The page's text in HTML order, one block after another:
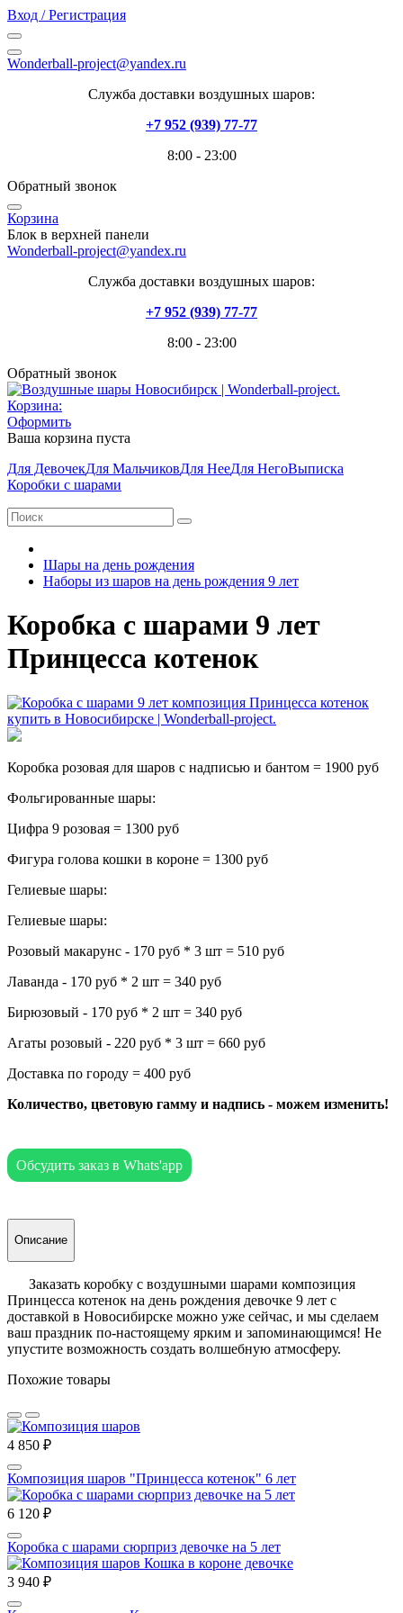
Вход / Регистрация
Wonderball-project@yandex.ru
Служба доставки воздушных шаров:
+7 952 (939) 77-77
8:00 - 23:00
Обратный звонок
Корзина
Блок в верхней панели
Wonderball-project@yandex.ru
Служба доставки воздушных шаров:
+7 952 (939) 77-77
8:00 - 23:00
Обратный звонок
Корзина:
Оформить
Ваша корзина пуста
Для ДевочекДля МальчиковДля НееДля НегоВыписка
Коробки с шарами
Шары на день рождения
Наборы из шаров на день рождения 9 лет
Коробка с шарами 9 лет
Принцесса котенок
Коробка розовая для шаров с надписью и бантом = 1900 руб
Фольгированные шары:
Цифра 9 розовая = 1300 руб
Фигура голова кошки в короне = 1300 руб
Гелиевые шары:
Гелиевые шары:
Розовый макарунс - 170 руб * 3 шт = 510 руб
Лаванда - 170 руб * 2 шт = 340 руб
Бирюзовый - 170 руб * 2 шт = 340 руб
Агаты розовый - 220 руб * 3 шт = 660 руб
Доставка по городу = 400 руб
Количество, цветовую гамму и надпись - можем изменить!
Обсудить заказ в Whats'app
Описание
Заказать коробку с воздушными шарами композиция
Принцесса котенок на день рождения девочке 9 лет с
доставкой в Новосибирске можно уже сейчас, и мы сделаем
ваш праздник по-настоящему ярким и запоминающимся! Не
упустите возможность создать волшебную атмосферу.
Похожие товары
4 850 ₽
Композиция шаров "Принцесса котенок" 6 лет
6 120 ₽
Коробка с шарами сюрприз девочке на 5 лет
3 940 ₽